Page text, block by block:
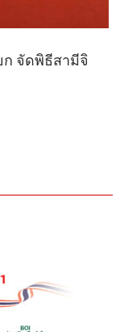
จัดพิธีสามีจิ